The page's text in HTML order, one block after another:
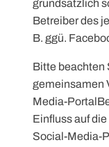
grundsätzlich
Betreiber des
B. ggü.
Bitte beachten
gemeinsamen
Media-
Einfluss auf
Social-Media-